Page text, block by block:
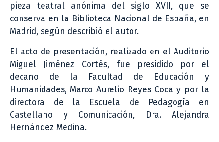
pieza teatral anónima del siglo XVII, que se
conserva en la Biblioteca Nacional de España, en
Madrid, según describió el autor.
El acto de presentación, realizado en el Auditorio
Miguel Jiménez Cortés, fue presidido por el
decano de la Facultad de Educación y
Humanidades, Marco Aurelio Reyes Coca y por la
directora de la Escuela de Pedagogía en
Castellano y Comunicación, Dra. Alejandra
Hernández Medina.